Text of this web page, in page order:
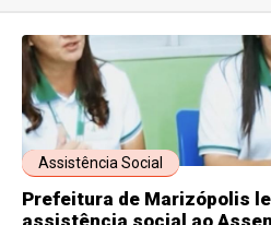
Assistência Social
Prefeitura de Marizópolis